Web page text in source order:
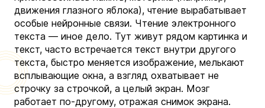
движения глазного яблока), чтение вырабатывает
особые нейронные связи. Чтение электронного
текста — иное дело. Тут живут рядом картинка и
текст, часто встречается текст внутри другого
текста, быстро меняется изображение, мелькают
всплывающие окна, а взгляд охватывает не
строчку за строчкой, а целый экран. Мозг
работает по-другому, отражая снимок экрана.